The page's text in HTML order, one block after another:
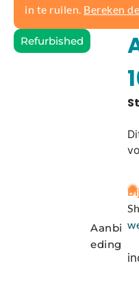
in te ruilen. Bereken
Refurbished
Aanbi
eding
A
l
t
r